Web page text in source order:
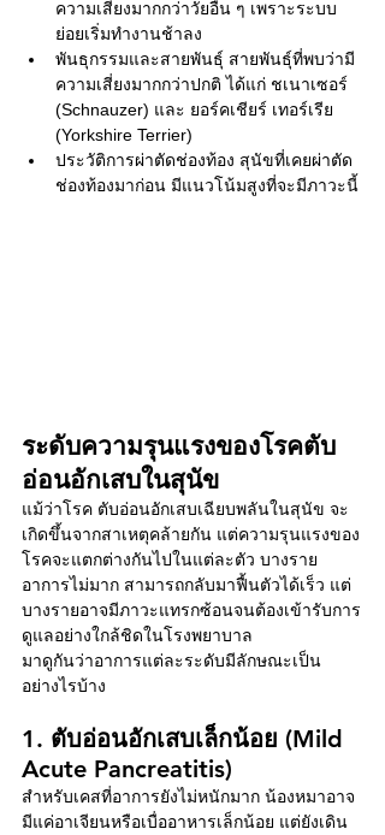
ความเสี่ยงมากกว่าวัยอื่น ๆ เพราะระบบ
ย่อยเริ่มทำงานช้าลง
พันธุกรรมและสายพันธุ์ สายพันธุ์ที่พบว่ามี
ความเสี่ยงมากกว่าปกติ ได้แก่ ชเนาเซอร์
(Schnauzer) และ ยอร์คเชียร์ เทอร์เรีย
(Yorkshire Terrier)
ประวัติการผ่าตัดช่องท้อง สุนัขที่เคยผ่าตัด
ช่องท้องมาก่อน มีแนวโน้มสูงที่จะมีภาวะนี้
ระดับความรุนแรงของโรคตับ
อ่อนอักเสบในสุนัข
แม้ว่าโรค ตับอ่อนอักเสบเฉียบพลันในสุนัข จะ
เกิดขึ้นจากสาเหตุคล้ายกัน แต่ความรุนแรงของ
โรคจะแตกต่างกันไปในแต่ละตัว บางราย
อาการไม่มาก สามารถกลับมาฟื้นตัวได้เร็ว แต่
บางรายอาจมีภาวะแทรกซ้อนจนต้องเข้ารับการ
ดูแลอย่างใกล้ชิดในโรงพยาบาล
มาดูกันว่าอาการแต่ละระดับมีลักษณะเป็น
อย่างไรบ้าง
1. ตับอ่อนอักเสบเล็กน้อย (Mild
Acute Pancreatitis)
สำหรับเคสที่อาการยังไม่หนักมาก น้องหมาอาจ
มีแค่อาเจียนหรือเบื่ออาหารเล็กน้อย แต่ยังเดิน